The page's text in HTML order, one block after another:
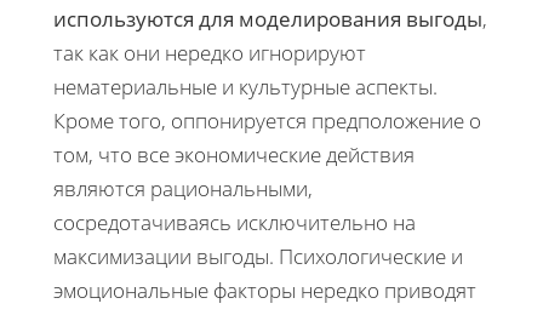
используются для моделирования выгоды,
так как они нередко игнорируют
нематериальные и культурные аспекты.
Кроме того, оппонируется предположение о
том, что все экономические действия
являются рациональными,
сосредотачиваясь исключительно на
максимизации выгоды. Психологические и
эмоциональные факторы нередко приводят